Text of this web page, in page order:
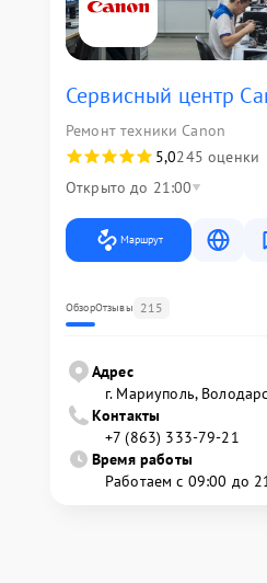
Сервисный центр
Ремонт техники Canon
5,0245 оценки
Открыто до 21:00
Маршрут
ОбзорОтзывы 215
Адрес
г. Мариуполь,
Контакты
+7 (863) 333-79-21
Время работы
Работаем с 09:00 до